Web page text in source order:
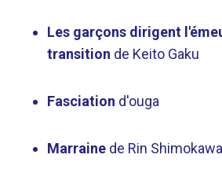
Les garçons dirigent
transition de Keito Gaku
Fasciation d'ouga
Marraine de Rin Shimokawa